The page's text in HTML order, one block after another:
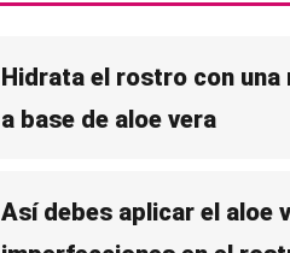
Hidrata el rostro con
a base de aloe vera
Así debes aplicar el aloe